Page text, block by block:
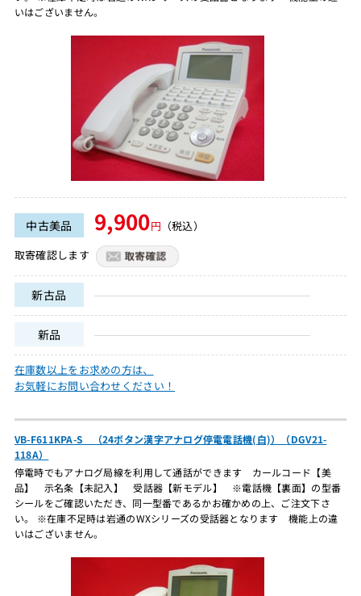
いはございません。
中古美品 9,900円 （税込）
取寄確認します
新古品
新品
在庫数以上をお求めの方は、
お気軽にお問い合わせください！
VB-F611KPA-S （24ボタン漢字アナログ停電電話機(白)）（DGV21-
118A）
停電時でもアナログ局線を利用して通話ができます カールコード【美
品】 示名条【未記入】 受話器【新モデル】 ※電話機【裏面】の型番
シールをご確認いただき、同一型番であるかお確かめの上、ご注文下さ
い。 ※在庫不足時は岩通のWXシリーズの受話器となります 機能上の違
いはございません。